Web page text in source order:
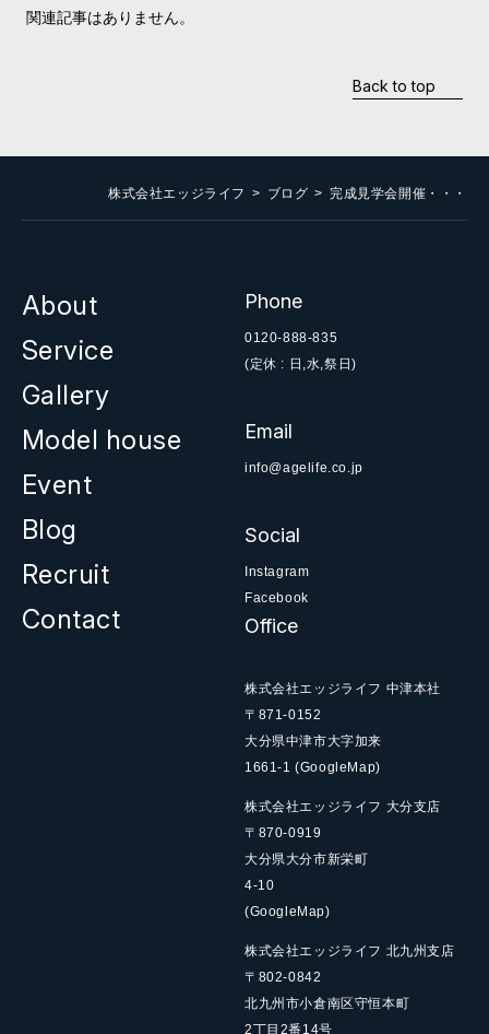
関連記事はありません。
Back to top
株式会社エッジライフ ブログ 完成見学会開催・・・
About
Service
Gallery
Model house
Event
Blog
Recruit
Contact
Phone
0120-888-835
(定休 : 日,水,祭日)
Email
info@agelife.co.jp
Social
Instagram
Facebook
Office
株式会社エッジライフ 中津本社
〒871-0152
大分県中津市大字加来
1661-1(GoogleMap)
株式会社エッジライフ 大分支店
〒870-0919
大分県大分市新栄町
4-10
(GoogleMap)
株式会社エッジライフ 北九州支店
〒802-0842
北九州市小倉南区守恒本町
2丁目2番14号